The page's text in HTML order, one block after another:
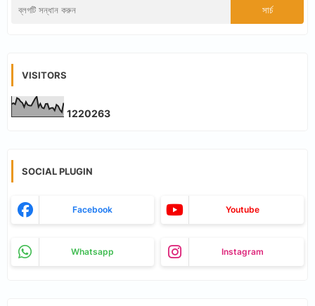
VISITORS
1220263
SOCIAL PLUGIN
Facebook Youtube
Whatsapp Instagram